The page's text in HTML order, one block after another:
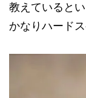
教えているとい
かなりハード